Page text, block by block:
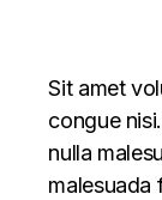
Sit amet
congue
nulla
malesuada